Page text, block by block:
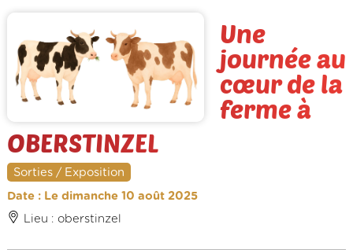
Une
journée au
cœur de la
ferme à
OBERSTINZEL
Sorties / Exposition
Date : Le dimanche 10 août 2025
Lieu : oberstinzel